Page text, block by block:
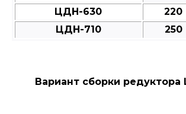
ЦДН-630
220
ЦДН-710
250
Вариант сборки